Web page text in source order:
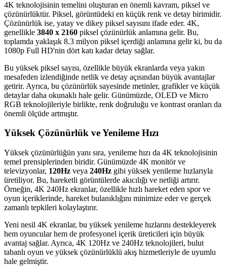
4K teknolojisinin temelini oluşturan en önemli kavram, piksel ve
çözünürlüktür. Piksel, görüntüdeki en küçük renk ve detay birimidir.
Çözünürlük ise, yatay ve dikey piksel sayısını ifade eder. 4K,
genellikle 3840 x 2160 piksel çözünürlük anlamına gelir. Bu,
toplamda yaklaşık 8.3 milyon piksel içerdiği anlamına gelir ki, bu da
1080p Full HD'nin dört katı kadar detay sağlar.
Bu yüksek piksel sayısı, özellikle büyük ekranlarda veya yakın
mesafeden izlendiğinde netlik ve detay açısından büyük avantajlar
getirir. Ayrıca, bu çözünürlük sayesinde metinler, grafikler ve küçük
detaylar daha okunaklı hale gelir. Günümüzde, OLED ve Micro
RGB teknolojileriyle birlikte, renk doğruluğu ve kontrast oranları da
önemli ölçüde artmıştır.
Yüksek Çözünürlük ve Yenileme Hızı
Yüksek çözünürlüğün yanı sıra, yenileme hızı da 4K teknolojisinin
temel prensiplerinden biridir. Günümüzde 4K monitör ve
televizyonlar, 120Hz veya 240Hz gibi yüksek yenileme hızlarıyla
üretiliyor. Bu, hareketli görüntülerde akıcılığı ve netliği artırır.
Örneğin, 4K 240Hz ekranlar, özellikle hızlı hareket eden spor ve
oyun içeriklerinde, hareket bulanıklığını minimize eder ve gerçek
zamanlı tepkileri kolaylaştırır.
Yeni nesil 4K ekranlar, bu yüksek yenileme hızlarını destekleyerek
hem oyuncular hem de profesyonel içerik üreticileri için büyük
avantaj sağlar. Ayrıca, 4K 120Hz ve 240Hz teknolojileri, bulut
tabanlı oyun ve yüksek çözünürlüklü akış hizmetleriyle de uyumlu
hale gelmiştir.